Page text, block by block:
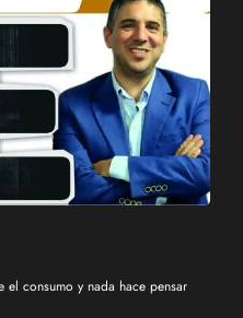
el consumo y nada hace pensar